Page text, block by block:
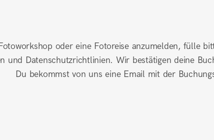
oder eine Fotoreise anzumelden, fülle
und Datenschutzrichtlinien. Wir bestätigen deine
Du bekommst von uns eine Email mit der